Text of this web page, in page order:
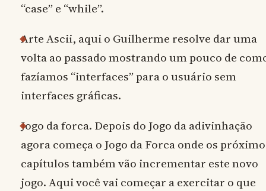
“case” e “while”.
Arte Ascii, aqui o Guilherme resolve dar uma
volta ao passado mostrando um pouco de
fazíamos “interfaces” para o usuário sem
interfaces gráficas.
Jogo da forca. Depois do Jogo da adivinhação
agora começa o Jogo da Forca onde os
capítulos também vão incrementar este novo
jogo. Aqui você vai começar a exercitar o que